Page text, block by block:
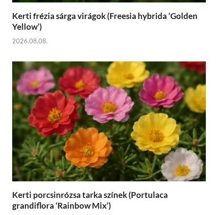
Kerti frézia sárga virágok (Freesia hybrida ‘Golden
Yellow’)
2026.08.08.
Kerti porcsinrózsa tarka színek (Portulaca
grandiflora ‘Rainbow Mix’)